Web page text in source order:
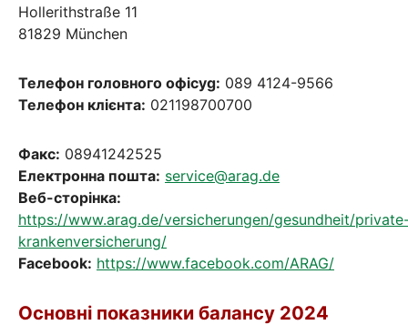
Hollerithstraße 11
81829 München
Телефон головного офісуg: 089 4124-9566
Телефон клієнта: 021198700700
Факс: 08941242525
Електронна пошта: service@arag.de
Веб-сторінка:
https://www.arag.de/versicherungen/gesundheit/
krankenversicherung/
Facebook: https://www.facebook.com/ARAG/
Основні показники балансу 2024